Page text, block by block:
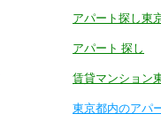
アパート探し東
アパート 探し
賃貸マンション
東京都内のアパ